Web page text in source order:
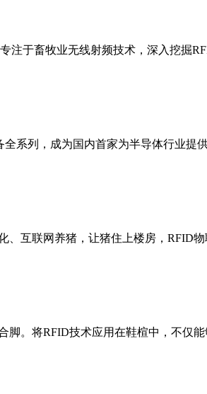
于畜牧业无线射频技术，深入挖掘
系列，成为国内首家为半导体行业提
互联网养猪，让猪住上楼房，RFID
。将RFID技术应用在鞋楦中，不仅